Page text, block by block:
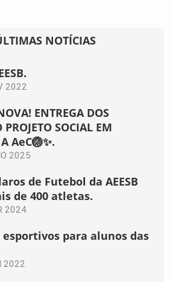
NOTÍCIAS
2022
ENTREGA DOS
SOCIAL EM
AeC🏐✨.
2025
de Futebol da AEESB
de 400 atletas.
2024
para alunos das
2022